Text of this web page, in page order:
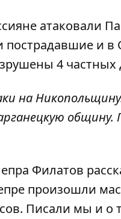
атаковали
пострадавшие и
4
на
Филатов
произошли
Писали мы и о